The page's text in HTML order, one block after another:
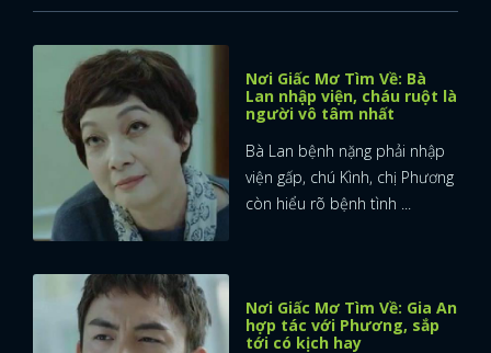
Nơi Giấc Mơ Tìm Về: Bà
Lan nhập viện, cháu ruột là
người vô tâm nhất
Bà Lan bệnh nặng phải nhập
viện gấp, chú Kình, chị Phương
còn hiểu rõ bệnh tình ...
Nơi Giấc Mơ Tìm Về: Gia An
hợp tác với Phương, sắp
tới có kịch hay